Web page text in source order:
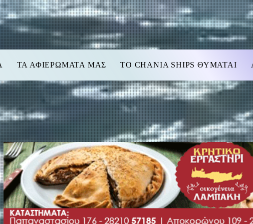
ΤΑ ΑΦΙΕΡΩΜΑΤΑ ΜΑΣ TO CHANIA SHIPS ΘΥΜΑΤΑΙ